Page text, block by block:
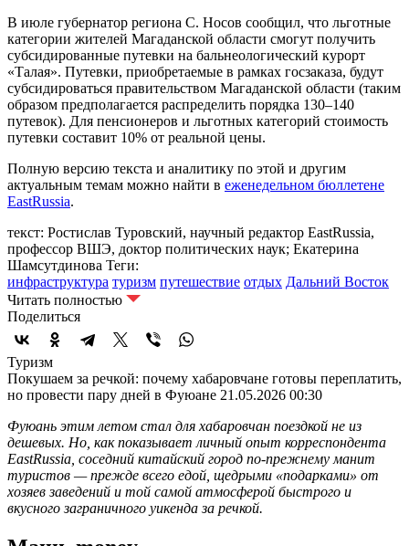
В июле губернатор региона С. Носов сообщил, что льготные
категории жителей Магаданской области смогут получить
субсидированные путевки на бальнеологический курорт
«Талая». Путевки, приобретаемые в рамках госзаказа, будут
субсидироваться правительством Магаданской области (таким
образом предполагается распределить порядка 130–140
путевок). Для пенсионеров и льготных категорий стоимость
путевки составит 10% от реальной цены.
Полную версию текста и аналитику по этой и другим
актуальным темам можно найти в еженедельном бюллетене
EastRussia.
текст: Ростислав Туровский, научный редактор EastRussia,
профессор ВШЭ, доктор политических наук; Екатерина
Шамсутдинова Теги:
инфраструктура туризм путешествие отдых Дальний Восток
Читать полностью
Поделиться
Туризм
Покушаем за речкой: почему хабаровчане готовы переплатить,
но провести пару дней в Фуюане 21.05.2026 00:30
Фуюань этим летом стал для хабаровчан поездкой не из
дешевых. Но, как показывает личный опыт корреспондента
EastRussia, соседний китайский город по-прежнему манит
туристов — прежде всего едой, щедрыми «подарками» от
хозяев заведений и той самой атмосферой быстрого и
вкусного заграничного уикенда за речкой.